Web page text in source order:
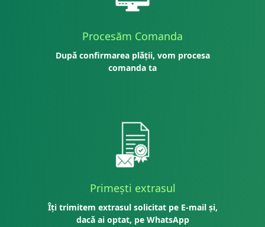
Procesăm Comanda
După confirmarea plății, vom procesa
comanda ta
Primești extrasul
Îți trimitem extrasul solicitat pe E-mail și,
dacă ai optat, pe WhatsApp